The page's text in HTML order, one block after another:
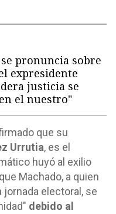
pronuncia sobre
expresidente
justicia se
el nuestro"
que su
Urrutia, es el
huyó al exilio
Machado, a quien
electoral, se
debido al